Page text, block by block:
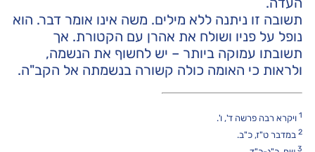
תשובה זו ניתנה ללא מילים. משה אינו אומר דבר. הוא
נופל על פניו ושולח את אהרן עם הקטורת. אך
תשובתו עמוקה ביותר – יש לחשוף את הנשמה,
ולראות כי האומה כולה קשורה בנשמתה אל הקב"ה.
1 ויקרא רבה פרשה ד', ו'.
2במדבר ט"ז, כ"ב.
3